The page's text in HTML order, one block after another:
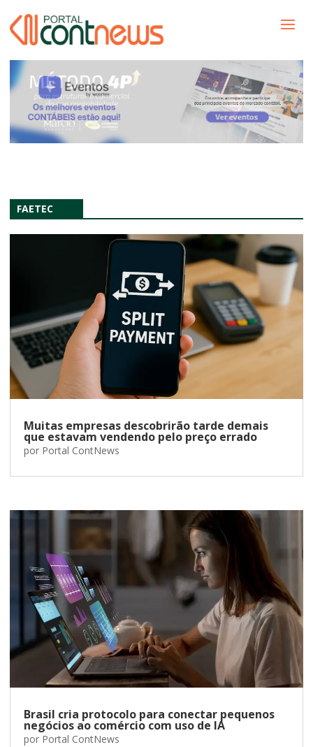
FAETEC
Muitas empresas descobrirão tarde demais
que estavam vendendo pelo preço errado
por Portal ContNews
Brasil cria protocolo para conectar pequenos
negócios ao comércio com uso de IA
por Portal ContNews